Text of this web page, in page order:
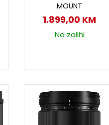
MOUNT
1.899,00 KM
Na zalihi